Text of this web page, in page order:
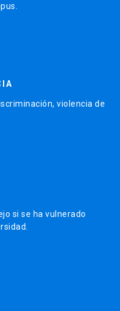
violencia de
si se ha vulnerado